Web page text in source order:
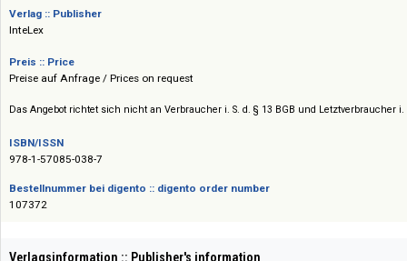
und kulturelle Umfeld des jeweiligen Briefwechsels einführt und eine
Überlieferungs- und Editionsgeschichte umfasst.
Verlag :: Publisher
InteLex
Preis :: Price
Das Angebot richtet sich nicht an Verbraucher i. S. d. § 13 BGB und
ISBN/ISSN
Bestellnummer bei digento :: digento order number